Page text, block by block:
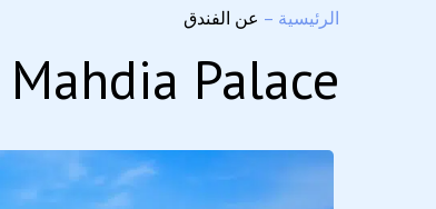
الرئيسية – عن الفندق
Mahdia Palace